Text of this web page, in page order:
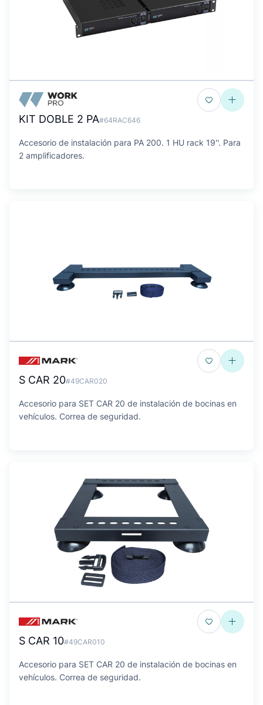
KIT DOBLE 2 PA#64RAC646
Accesorio de instalación para PA 200. 1 HU rack 19''. Para
2 amplificadores.
S CAR 20#49CAR020
Accesorio para SET CAR 20 de instalación de bocinas en
vehículos. Correa de seguridad.
S CAR 10#49CAR010
Accesorio para SET CAR 20 de instalación de bocinas en
vehículos. Correa de seguridad.